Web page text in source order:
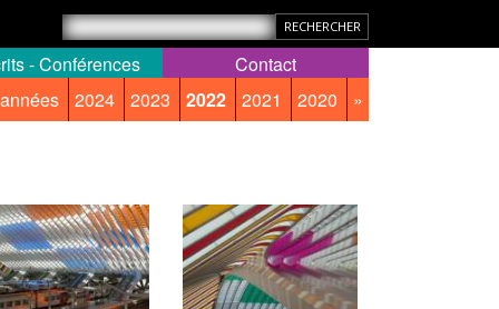
2024 2023 2022 2021 2020 »
- Conférences Contact